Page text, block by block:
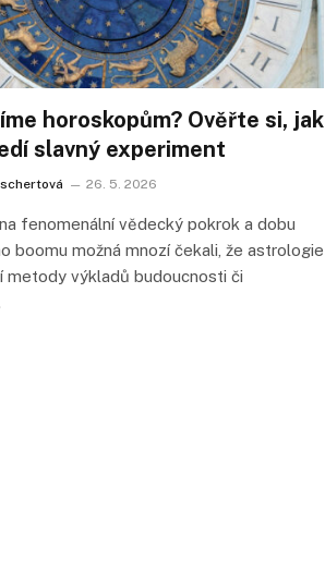
horoskopům? Ověřte si, jak
slavný experiment
26. 5. 2026
fenomenální vědecký pokrok a dobu
boomu možná mnozí čekali, že astrologie
metody výkladů budoucnosti či